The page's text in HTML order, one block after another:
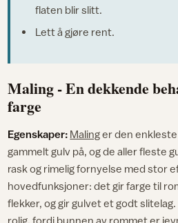
flaten blir slitt.
Lett å gjøre rent.
Maling - En dekkende
farge
Egenskaper: Malinger den
gammelt gulv på, og de aller fleste
rask og rimelig fornyelse med stor
hovedfunksjoner: det gir farge til
flekker, og gir gulvet et godt
rolig, fordi bunnen av rommet er